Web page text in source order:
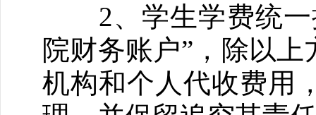
2、学生学费统一
院财务账户”，除以
机构和个人代收费用